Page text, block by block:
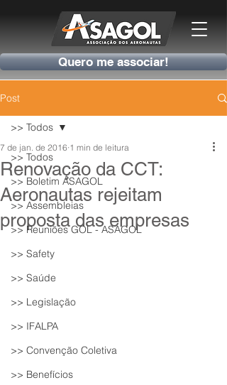
Quero me associar!
Post
>> Todos
>> Boletim ASAGOL
>> Assembleias
>> Reuniões GOL - ASAGOL
>> Safety
>> Saúde
>> Legislação
>> IFALPA
>> Convenção Coletiva
>> Benefícios
>> Todos
Renovação da CCT:
Aeronautas rejeitam
proposta das empresas
7 de jan. de 2016 1 min de leitura